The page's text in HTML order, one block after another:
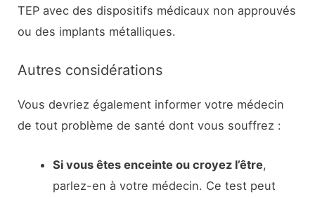
TEP avec des dispositifs médicaux non approuvés
ou des implants métalliques.
Autres considérations
Vous devriez également informer votre médecin
de tout problème de santé dont vous souffrez :
Si vous êtes enceinte ou croyez l’être,
parlez-en à votre médecin. Ce test peut